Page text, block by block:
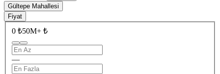
Gültepe Mahallesi
Fiyat
0 ₺50M+ ₺
—